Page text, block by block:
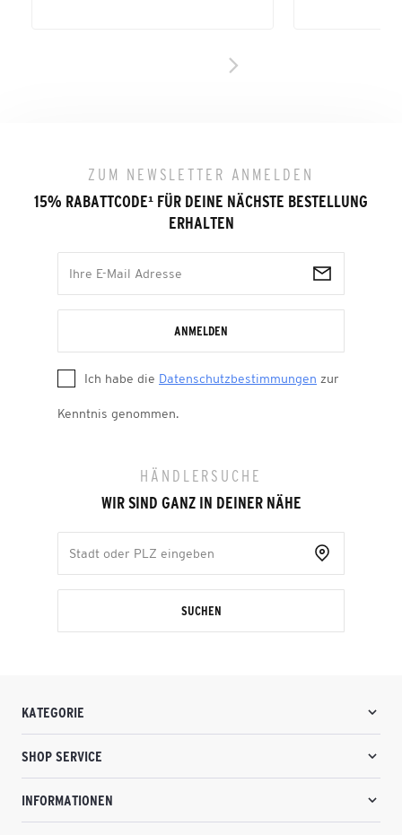
ZUM NEWSLETTER ANMELDEN
15% RABATTCODE¹ FÜR DEINE NÄCHSTE BESTELLUNG
ERHALTEN
ANMELDEN
Ich habe die Datenschutzbestimmungen zur
Kenntnis genommen.
HÄNDLERSUCHE
WIR SIND GANZ IN DEINER NÄHE
SUCHEN
KATEGORIE
SHOP SERVICE
INFORMATIONEN